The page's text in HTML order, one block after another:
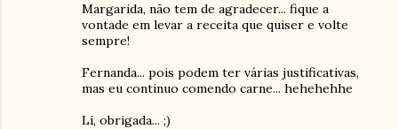
Margarida, não tem de agradecer... fique a
vontade em levar a receita que quiser e volte
sempre!
Fernanda... pois podem ter várias justificativas,
mas eu continuo comendo carne... hehehehhe
Li, obrigada... ;)